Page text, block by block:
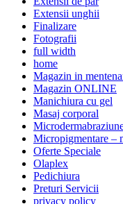
Extensii unghii
Finalizare
Fotografii
full width
home
Magazin in
Magazin ONLINE
Manichiura cu gel
Masaj corporal
Micropigmentare –
Oferte Speciale
Olaplex
Pedichiura
Preturi Servicii
privacy policy